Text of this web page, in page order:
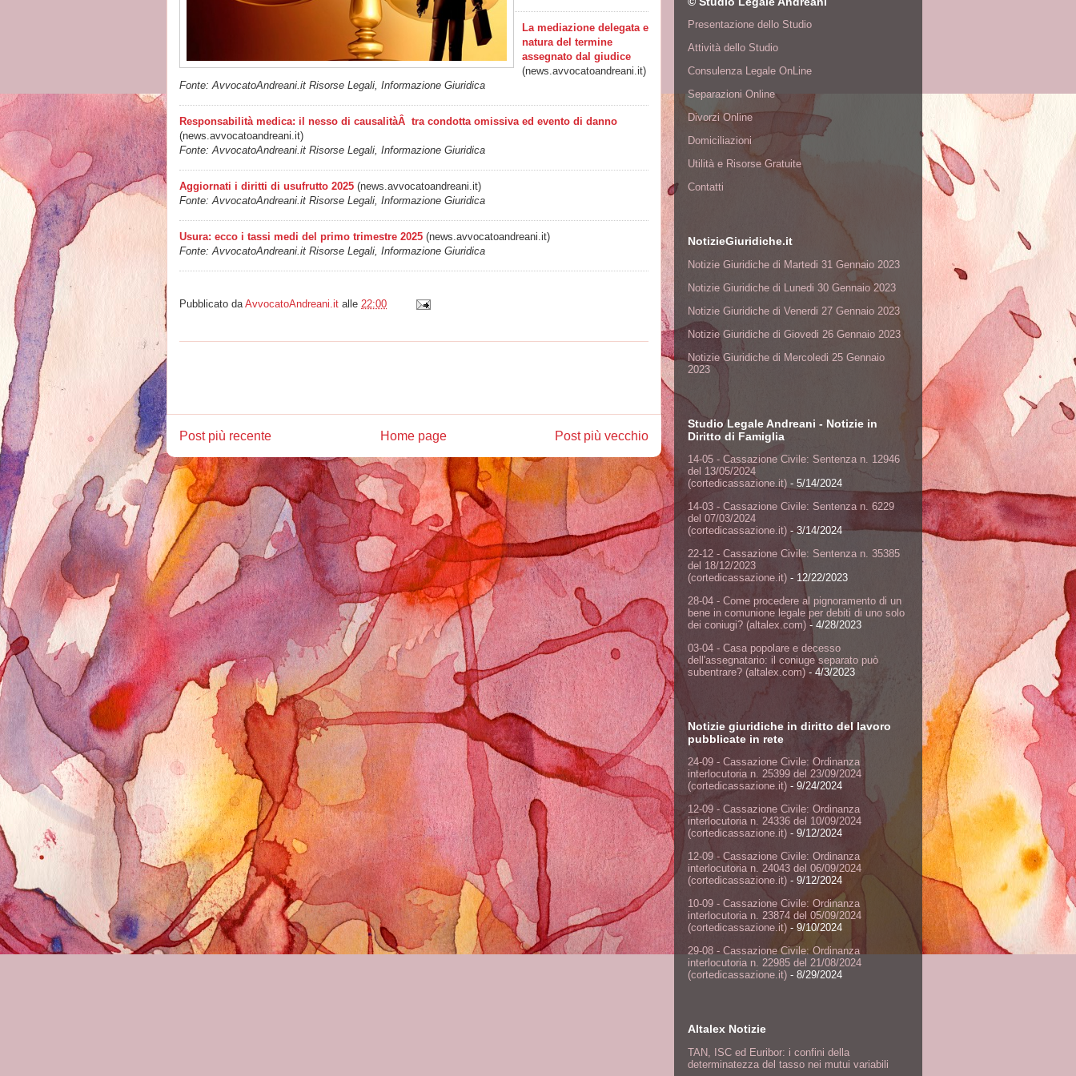
La mediazione delegata e
natura del termine
assegnato dal giudice
(news.avvocatoandreani.it)
Fonte: AvvocatoAndreani.it Risorse Legali, Informazione Giuridica
Responsabilità medica: il nesso di causalitàÂ tra condotta omissiva ed evento di danno
(news.avvocatoandreani.it)
Fonte: AvvocatoAndreani.it Risorse Legali, Informazione Giuridica
Aggiornati i diritti di usufrutto 2025 (news.avvocatoandreani.it)
Fonte: AvvocatoAndreani.it Risorse Legali, Informazione Giuridica
Usura: ecco i tassi medi del primo trimestre 2025 (news.avvocatoandreani.it)
Fonte: AvvocatoAndreani.it Risorse Legali, Informazione Giuridica
Pubblicato da AvvocatoAndreani.it alle 22:00
Post più recente Post più vecchio
Home page
Presentazione dello Studio
Attività dello Studio
Consulenza Legale OnLine
Separazioni Online
Divorzi Online
Domiciliazioni
Utilità e Risorse Gratuite
Contatti
NotizieGiuridiche.it
Notizie Giuridiche di Martedi 31 Gennaio 2023
Notizie Giuridiche di Lunedi 30 Gennaio 2023
Notizie Giuridiche di Venerdi 27 Gennaio 2023
Notizie Giuridiche di Giovedi 26 Gennaio 2023
Notizie Giuridiche di Mercoledi 25 Gennaio
2023
Studio Legale Andreani - Notizie in
Diritto di Famiglia
14-05 - Cassazione Civile: Sentenza n. 12946
del 13/05/2024
(cortedicassazione.it) - 5/14/2024
14-03 - Cassazione Civile: Sentenza n. 6229
del 07/03/2024
(cortedicassazione.it) - 3/14/2024
22-12 - Cassazione Civile: Sentenza n. 35385
del 18/12/2023
(cortedicassazione.it) - 12/22/2023
28-04 - Come procedere al pignoramento di un
bene in comunione legale per debiti di uno solo
dei coniugi? (altalex.com) - 4/28/2023
03-04 - Casa popolare e decesso
dell'assegnatario: il coniuge separato può
subentrare? (altalex.com) - 4/3/2023
Notizie giuridiche in diritto del lavoro
pubblicate in rete
24-09 - Cassazione Civile: Ordinanza
interlocutoria n. 25399 del 23/09/2024
(cortedicassazione.it) - 9/24/2024
12-09 - Cassazione Civile: Ordinanza
interlocutoria n. 24336 del 10/09/2024
(cortedicassazione.it) - 9/12/2024
12-09 - Cassazione Civile: Ordinanza
interlocutoria n. 24043 del 06/09/2024
(cortedicassazione.it) - 9/12/2024
10-09 - Cassazione Civile: Ordinanza
interlocutoria n. 23874 del 05/09/2024
(cortedicassazione.it) - 9/10/2024
29-08 - Cassazione Civile: Ordinanza
interlocutoria n. 22985 del 21/08/2024
(cortedicassazione.it) - 8/29/2024
Altalex Notizie
TAN, ISC ed Euribor: i confini della
determinatezza del tasso nei mutui variabili